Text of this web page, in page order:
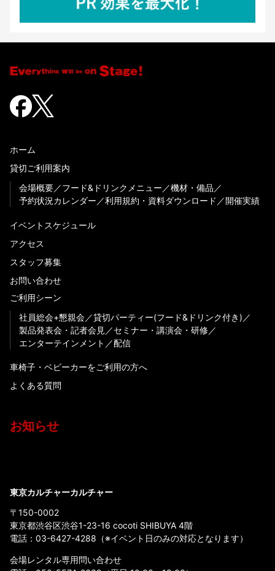
ホーム
貸切ご利用案内
会場概要
フード&ドリンクメニュー
機材・備品
予約状況カレンダー
利用規約・資料ダウンロード 開催実績
イベントスケジュール
アクセス
スタッフ募集
お問い合わせ
ご利用シーン
社員総会+懇親会
貸切パーティー(フード&ドリンク付き)
製品発表会・記者会見
セミナー・講演会・研修
エンターテインメント
配信
車椅子・ベビーカーをご利用の方へ
よくある質問
お知らせ
東京カルチャーカルチャー
〒150-0002
東京都渋谷区渋谷1-23-16 cocoti SHIBUYA 4階
電話： 03-6427-4288 （※イベント日のみの対応となります）
会場レンタル専用問い合わせ